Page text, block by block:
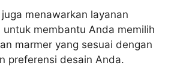
menawarkan layanan
untuk membantu Anda memilih
marmer yang sesuai dengan
preferensi desain Anda.